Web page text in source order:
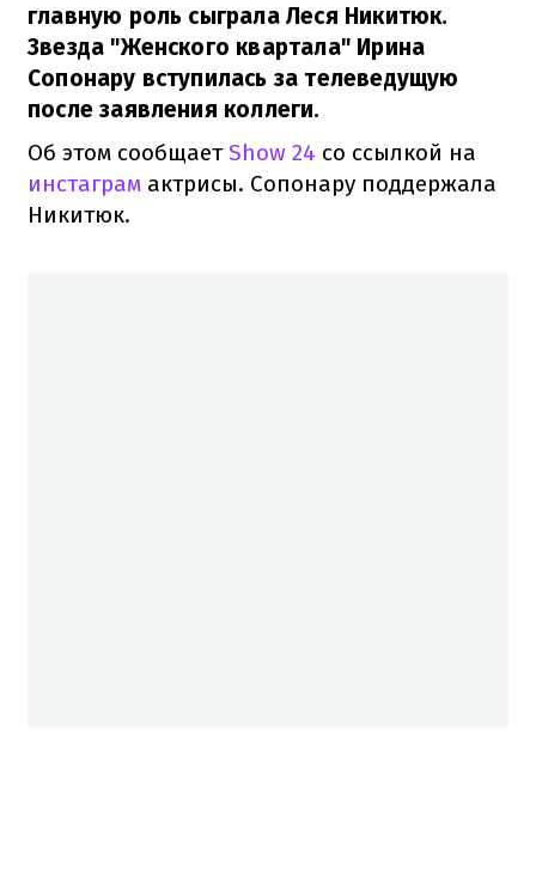
главную роль сыграла Леся Никитюк.
Звезда "Женского квартала" Ирина
Сопонару вступилась за телеведущую
после заявления коллеги.
Об этом сообщаетShow 24 со ссылкой на
инстаграм актрисы. Сопонару поддержала
Никитюк.